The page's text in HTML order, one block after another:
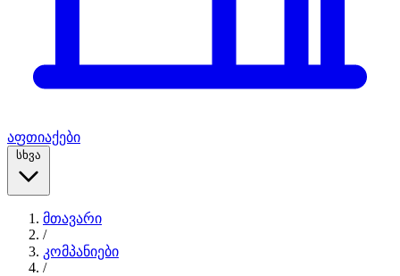
აფთიაქები
სხვა
მთავარი
/
კომპანიები
/